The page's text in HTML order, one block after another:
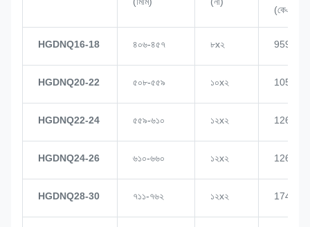
(কেএন)
HGDNQ16-18 ৪০৬-৪৫৭ ৮x২ 959
HGDNQ20-22 ৫০৮-৫৫৯ ১০x২ 1057
HGDNQ22-24 ৫৫৯-৬১০ ১২x২ 1268
HGDNQ24-26 ৬১০-৬৬০ ১২x২ 1268
HGDNQ28-30 ৭১১-৭৬২ ১২x২ 1748